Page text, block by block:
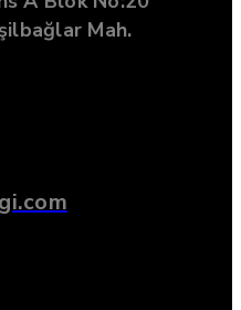
Mah.